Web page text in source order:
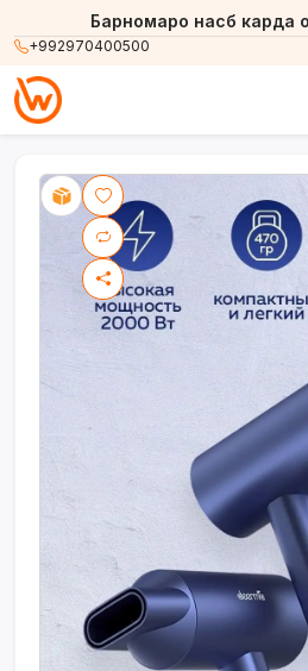
+992970400500
Барномаро насб карда